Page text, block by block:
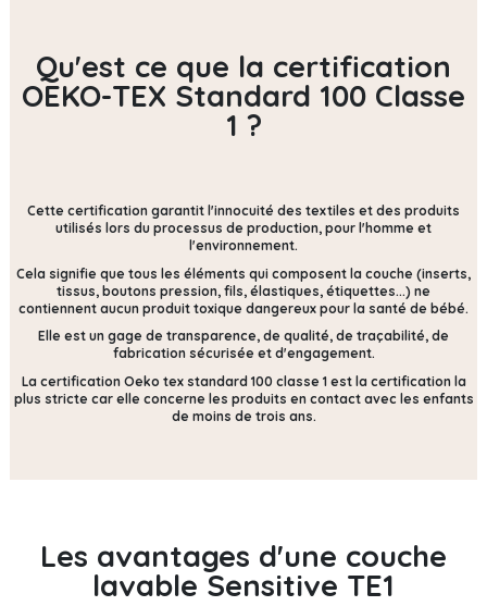
Qu'est ce que la certification
OEKO-TEX Standard 100 Classe
1 ?
Cette certification garantit l'innocuité des textiles et des produits
utilisés lors du processus de production, pour l'homme et
l'environnement.
Cela signifie que tous les éléments qui composent la couche (inserts,
tissus, boutons pression, fils, élastiques, étiquettes...) ne
contiennent aucun produit toxique dangereux pour la santé de bébé.
Elle est un gage de transparence, de qualité, de traçabilité, de
fabrication sécurisée et d'engagement.
La certification Oeko tex standard 100 classe 1 est la certification la
plus stricte car elle concerne les produits en contact avec les enfants
de moins de trois ans.
Les avantages d'une couche
lavable Sensitive TE1